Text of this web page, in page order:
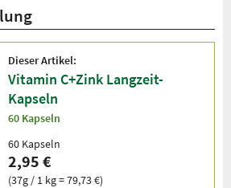
Dieser Artikel:
Vitamin C+Zink Langzeit-
Kapseln
60 Kapseln
60 Kapseln
2,95 €
(37g / 1 kg = 79,73 €)